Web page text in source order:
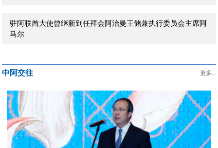
驻阿联酋大使曾继新到任拜会阿布扎比文化和旅游局主席穆罕
默德
中阿交往 更多...